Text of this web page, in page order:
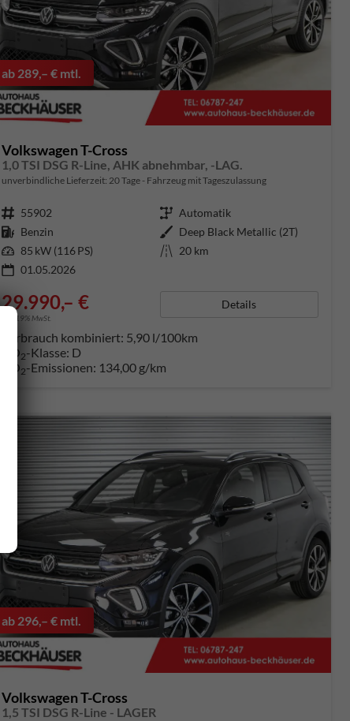
ab 289,– € mtl.
Volkswagen T-Cross
1,0 TSI DSG R-Line, AHK abnehmbar, -LAG.
unverbindliche Lieferzeit: 20 Tage Fahrzeug mit Tageszulassung
Fahrzeugnummer 55902 Getriebe Automatik
Kraftstoff Benzin Außenfarbe Deep Black Metallic (2T)
Leistung 85 kW (116 PS) Kilometerstand 20 km
01.05.2026
29.990,– €
incl. 19% MwSt.
Details
Verbrauch kombiniert: 5,90 l/100km
CO2-Klasse: D
CO2-Emissionen: 134,00 g/km
ab 296,– € mtl.
Volkswagen T-Cross
1,5 TSI DSG R-Line - LAGER